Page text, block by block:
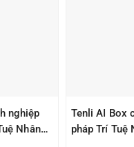
nghiệp
Nhân
Tenli AI Box
pháp Trí Tuệ